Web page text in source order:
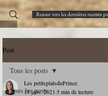
Retour vers les dernières recettes
Post
Tous les posts
Tous les posts
Les petitsplatsduPrince
15 janv. 2021 5 min de lecture